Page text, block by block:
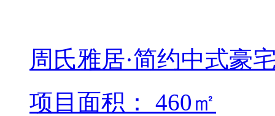
周氏雅居·简约中式豪
项目面积： 460㎡